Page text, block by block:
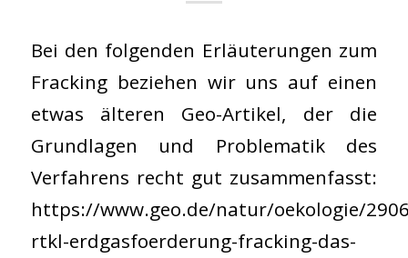
Bei den folgenden Erläuterungen zum
Fracking beziehen wir uns auf einen
etwas älteren Geo-Artikel, der die
Grundlagen und Problematik des
Verfahrens recht gut zusammenfasst:
https://www.geo.de/natur/oekologie/
rtkl-erdgasfoerderung-fracking-das-